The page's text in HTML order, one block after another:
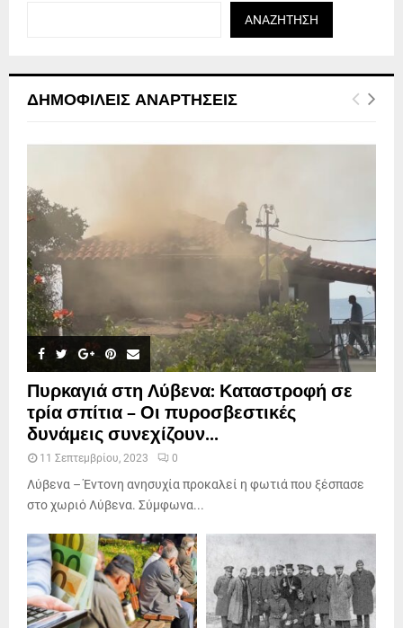
ΑΝΑΖΉΤΗΣΗ
ΔΗΜΟΦΙΛΕΊΣ ΑΝΑΡΤΉΣΕΙΣ
Πυρκαγιά στη Λύβενα: Καταστροφή σε
τρία σπίτια – Οι πυροσβεστικές
δυνάμεις συνεχίζουν...
11 Σεπτεμβρίου, 2023 0
Λύβενα – Έντονη ανησυχία προκαλεί η φωτιά που ξέσπασε
στο χωριό Λύβενα. Σύμφωνα...